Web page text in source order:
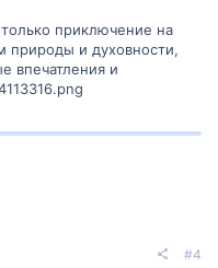
приключение на
природы и духовности,
впечатления и
#4